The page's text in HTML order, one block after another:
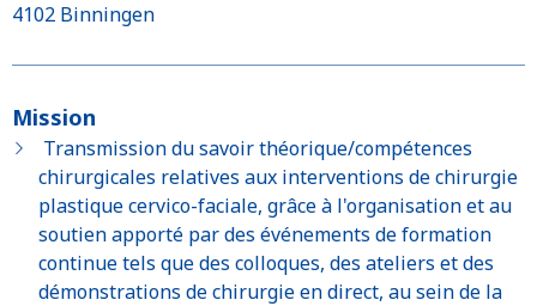
4102 Binningen
Mission
Transmission du savoir théorique/compétences
chirurgicales relatives aux interventions de chirurgie
plastique cervico-faciale, grâce à l'organisation et au
soutien apporté par des événements de formation
continue tels que des colloques, des ateliers et des
démonstrations de chirurgie en direct, au sein de la